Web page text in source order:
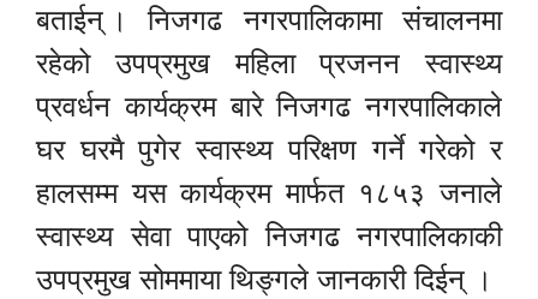
बताईन् । निजगढ नगरपालिकामा संचालनमा
रहेको उपप्रमुख महिला प्रजनन स्वास्थ्य
प्रवर्धन कार्यक्रम बारे निजगढ नगरपालिकाले
घर घरमै पुगेर स्वास्थ्य परिक्षण गर्ने गरेको र
हालसम्म यस कार्यक्रम मार्फत १८५३ जनाले
स्वास्थ्य सेवा पाएको निजगढ नगरपालिकाकी
उपप्रमुख सोममाया थिङ्गले जानकारी दिईन् ।